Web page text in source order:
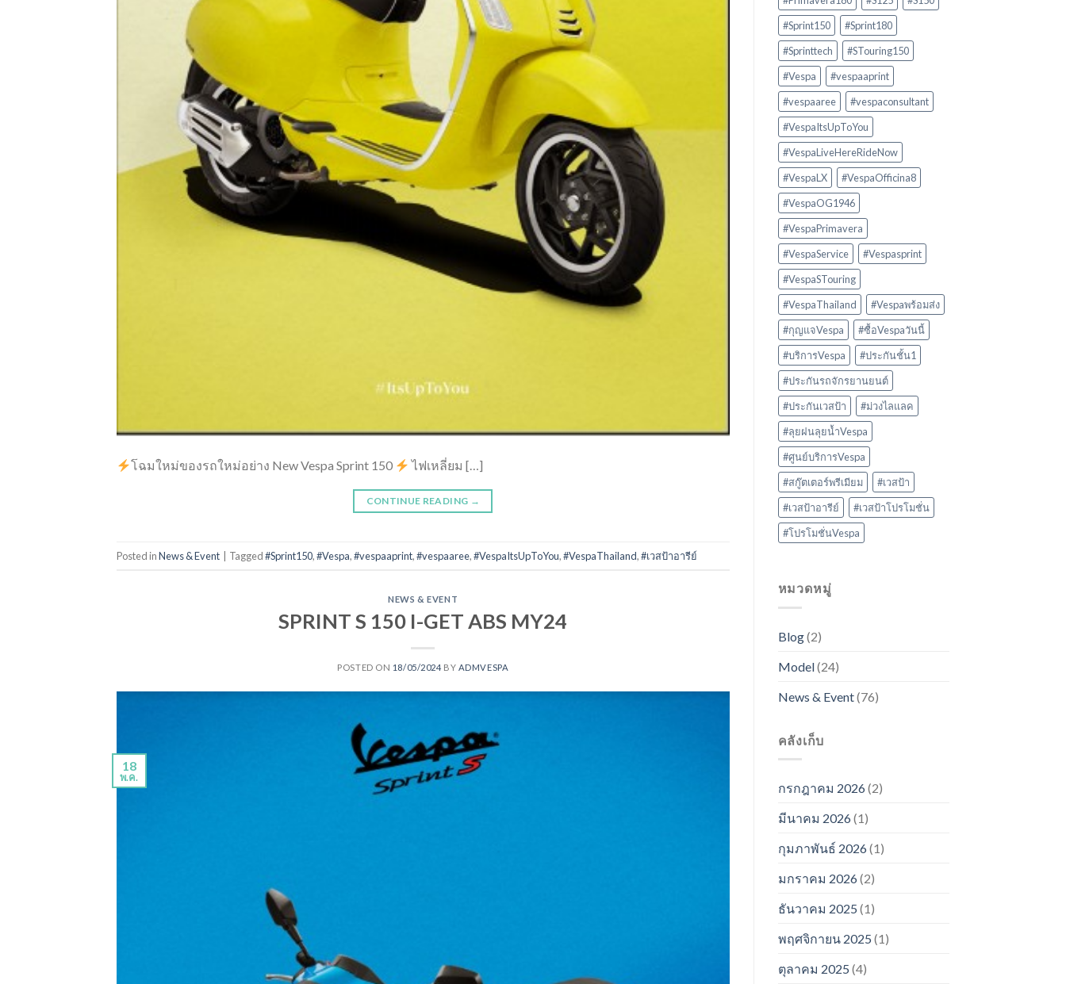
โฉมใหม่ของรถใหม่อย่าง New Vespa Sprint 150 ไฟเหลี่ยม […]
CONTINUE READING →
Posted inNews & Event | Tagged#Sprint150,#Vespa,#vespaaprint,#vespaaree,#VespaItsUpToYou,#VespaThailand,#เวสป้าอารีย์
NEWS & EVENT
SPRINT S 150 I-GET ABS MY24
POSTED ON 18/05/2024 BY ADMVESPA
18
พ.ค.
#Sprint150
#Sprint180
#Sprinttech
#STouring150
#Vespa
#vespaaprint
#vespaaree
#vespaconsultant
#VespaItsUpToYou
#VespaLiveHereRideNow
#VespaLX
#VespaOfficina8
#VespaOG1946
#VespaPrimavera
#VespaService
#Vespasprint
#VespaSTouring
#VespaThailand
#Vespaพร้อมส่ง
#กุญแจVespa
#ซื้อVespaวันนี้
#บริการVespa
#ประกันชั้น1
#ประกันรถจักรยานยนต์
#ประกันเวสป้า
#ม่วงไลแลค
#ลุยฝนลุยน้ำVespa
#ศูนย์บริการVespa
#สกู๊ตเตอร์พรีเมียม
#เวสป้า
#เวสป้าอารีย์
#เวสป้าโปรโมชั่น
#โปรโมชั่นVespa
หมวดหมู่
Blog(2)
Model(24)
News & Event(76)
คลังเก็บ
กรกฎาคม 2026(2)
มีนาคม 2026(1)
กุมภาพันธ์ 2026(1)
มกราคม 2026(2)
ธันวาคม 2025 (1)
พฤศจิกายน 2025 (1)
ตุลาคม 2025 (4)